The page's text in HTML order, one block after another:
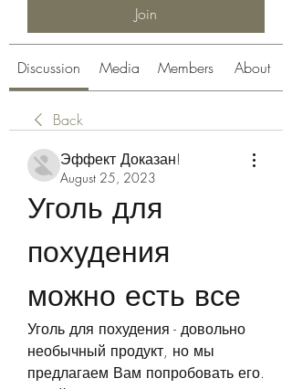
Join
Discussion Media Members About
Back
Эффект Доказан!
August 25, 2023
Уголь для
похудения
можно есть все
Уголь для похудения - довольно
необычный продукт, но мы
предлагаем Вам попробовать его.